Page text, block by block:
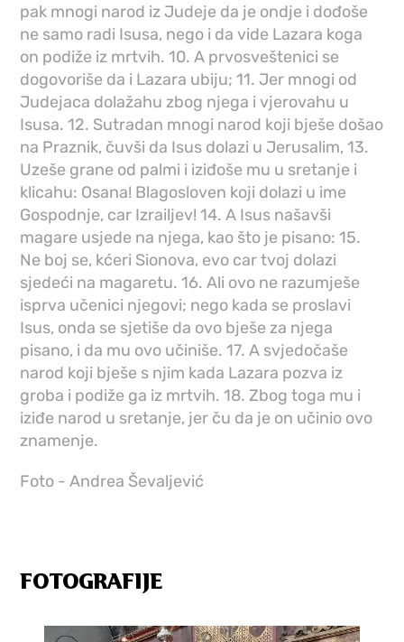
pak mnogi narod iz Judeje da je ondje i dođoše
ne samo radi Isusa, nego i da vide Lazara koga
on podiže iz mrtvih. 10. A prvosveštenici se
dogovoriše da i Lazara ubiju; 11. Jer mnogi od
Judejaca dolažahu zbog njega i vjerovahu u
Isusa. 12. Sutradan mnogi narod koji bješe došao
na Praznik, čuvši da Isus dolazi u Jerusalim, 13.
Uzeše grane od palmi i iziđoše mu u sretanje i
klicahu: Osana! Blagosloven koji dolazi u ime
Gospodnje, car Izrailjev! 14. A Isus našavši
magare usjede na njega, kao što je pisano: 15.
Ne boj se, kćeri Sionova, evo car tvoj dolazi
sjedeći na magaretu. 16. Ali ovo ne razumješe
isprva učenici njegovi; nego kada se proslavi
Isus, onda se sjetiše da ovo bješe za njega
pisano, i da mu ovo učiniše. 17. A svjedočaše
narod koji bješe s njim kada Lazara pozva iz
groba i podiže ga iz mrtvih. 18. Zbog toga mu i
iziđe narod u sretanje, jer ču da je on učinio ovo
znamenje.
Foto - Andrea Ševaljević
FOTOGRAFIJE